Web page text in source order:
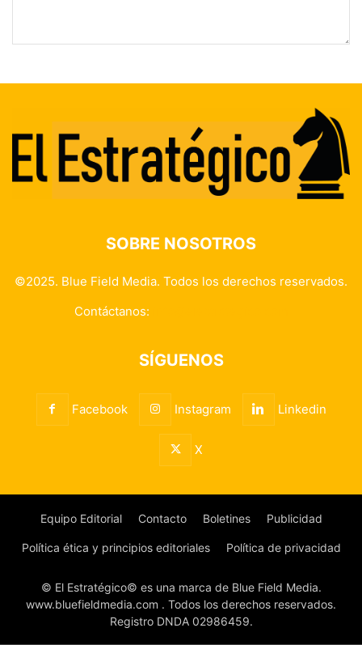
SOBRE NOSOTROS
©2025. Blue Field Media. Todos los derechos reservados.
Contáctanos:
SÍGUENOS
Facebook Instagram Linkedin
X
Equipo Editorial Contacto Boletines Publicidad
Política ética y principios editoriales Política de privacidad
© El Estratégico© es una marca de Blue Field Media.
www.bluefieldmedia.com . Todos los derechos reservados.
Registro DNDA 02986459.